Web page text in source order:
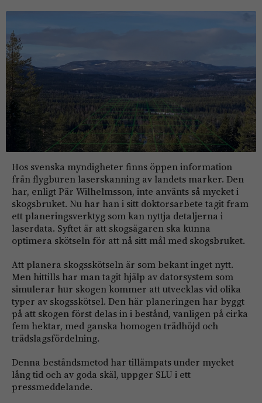
Hos svenska myndigheter finns öppen information
från flygburen laserskanning av landets marker. Den
har, enligt Pär Wilhelmsson, inte använts så mycket i
skogsbruket. Nu har han i sitt doktorsarbete tagit fram
ett planeringsverktyg som kan nyttja detaljerna i
laserdata. Syftet är att skogsägaren ska kunna
optimera skötseln för att nå sitt mål med skogsbruket.
Att planera skogsskötseln är som bekant inget nytt.
Men hittills har man tagit hjälp av datorsystem som
simulerar hur skogen kommer att utvecklas vid olika
typer av skogsskötsel. Den här planeringen har byggt
på att skogen först delas in i bestånd, vanligen på cirka
fem hektar, med ganska homogen trädhöjd och
trädslagsfördelning.
Denna beståndsmetod har tillämpats under mycket
lång tid och av goda skäl, uppger SLU i ett
pressmeddelande.